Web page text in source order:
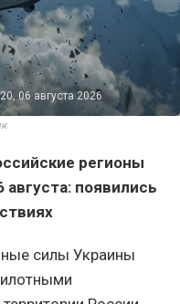
06 августа 2026
регионы
появились
силы Украины